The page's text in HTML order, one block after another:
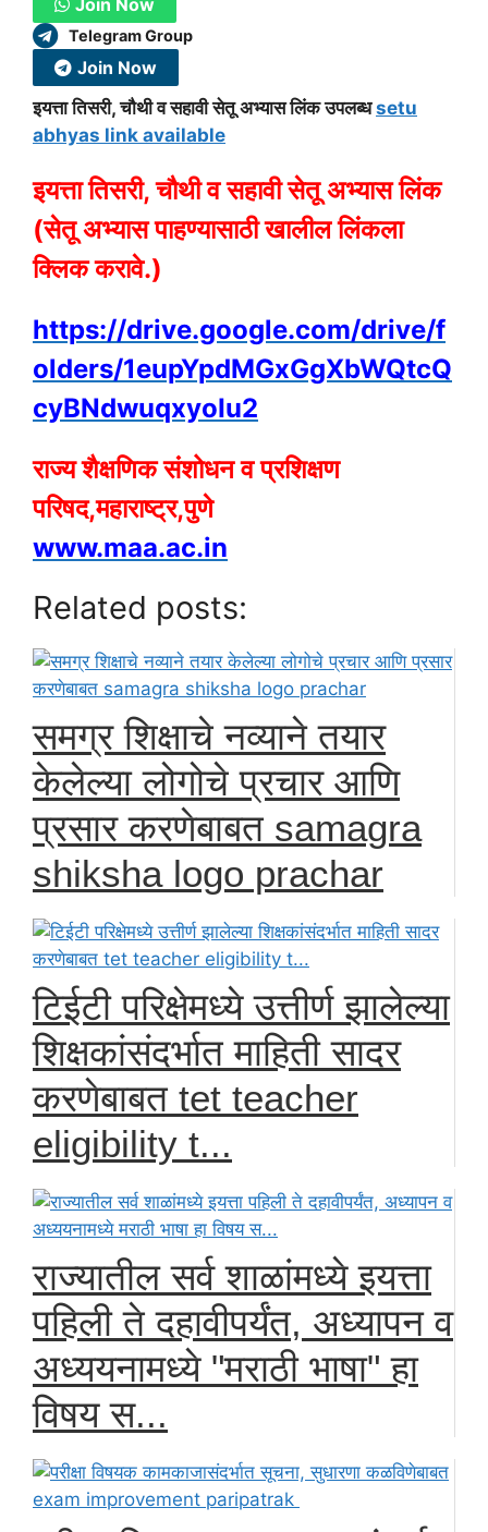
Telegram Group
Join Now
इयत्ता तिसरी, चौथी व सहावी सेतू अभ्यास लिंक उपलब्धsetu
abhyas link available
इयत्ता तिसरी, चौथी व सहावी सेतू अभ्यास लिंक
(सेतू अभ्यास पाहण्यासाठी खालील लिंकला
क्लिक करावे.)
https://drive.google.com/drive/f
olders/1eupYpdMGxGgXbWQtcQ
cyBNdwuqxyoIu2
राज्य शैक्षणिक संशोधन व प्रशिक्षण
परिषद,महाराष्ट्र,पुणे
www.maa.ac.in
Related posts:
समग्र शिक्षाचे नव्याने तयार
केलेल्या लोगोचे प्रचार आणि
प्रसार करणेबाबत samagra
shiksha logo prachar
टिईटी परिक्षेमध्ये उत्तीर्ण झालेल्या
शिक्षकांसंदर्भात माहिती सादर
करणेबाबत tet teacher
eligibility t...
राज्यातील सर्व शाळांमध्ये इयत्ता
पहिली ते दहावीपर्यंत, अध्यापन व
अध्ययनामध्ये "मराठी भाषा" हा
विषय स...